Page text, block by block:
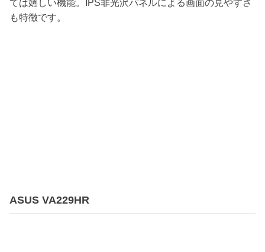
ては嬉しい機能。IPS非光沢パネルによる画面の見やすさ
も特徴です。
ASUS VA229HR